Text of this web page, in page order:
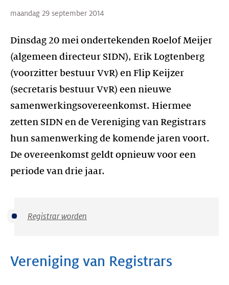
maandag 29 september 2014
Dinsdag 20 mei ondertekenden Roelof Meijer
(algemeen directeur SIDN), Erik Logtenberg
(voorzitter bestuur VvR) en Flip Keijzer
(secretaris bestuur VvR) een nieuwe
samenwerkingsovereenkomst. Hiermee
zetten SIDN en de Vereniging van Registrars
hun samenwerking de komende jaren voort.
De overeenkomst geldt opnieuw voor een
periode van drie jaar.
Registrar worden
Vereniging van Registrars